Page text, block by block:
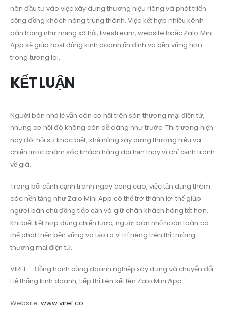
nên đầu tư vào việc xây dựng thương hiệu riêng và phát triển
cộng đồng khách hàng trung thành. Việc kết hợp nhiều kênh
bán hàng như mạng xã hội, livestream, website hoặc Zalo Mini
App sẽ giúp hoạt động kinh doanh ổn định và bền vững hơn
trong tương lai.
KẾT LUẬN
Người bán nhỏ lẻ vẫn còn cơ hội trên sàn thương mại điện tử,
nhưng cơ hội đó không còn dễ dàng như trước. Thị trường hiện
nay đòi hỏi sự khác biệt, khả năng xây dựng thương hiệu và
chiến lược chăm sóc khách hàng dài hạn thay vì chỉ cạnh tranh
về giá.
Trong bối cảnh cạnh tranh ngày càng cao, việc tận dụng thêm
các nền tảng như Zalo Mini App có thể trở thành lợi thế giúp
người bán chủ động tiếp cận và giữ chân khách hàng tốt hơn.
Khi biết kết hợp đúng chiến lược, người bán nhỏ hoàn toàn có
thể phát triển bền vững và tạo ra vị trí riêng trên thị trường
thương mại điện tử.
VIREF – Đồng hành cùng doanh nghiệp xây dựng và chuyển đổi
Hệ thống kinh doanh, tiếp thị liên kết lên Zalo Mini App
Website: www.viref.co